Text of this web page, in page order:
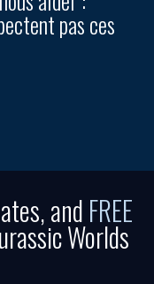
pas ces
and FREE
Worlds